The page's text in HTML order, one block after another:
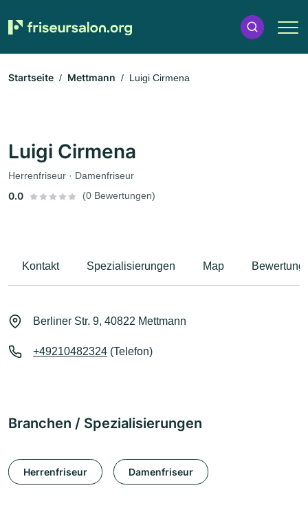
Startseite Mettmann Luigi Cirmena
Luigi Cirmena
Herrenfriseur · Damenfriseur
0.0 (0 Bewertungen)
Kontakt Spezialisierungen Map
Berliner Str. 9, 40822 Mettmann
+49210482324 (Telefon)
Branchen / Spezialisierungen
Herrenfriseur Damenfriseur